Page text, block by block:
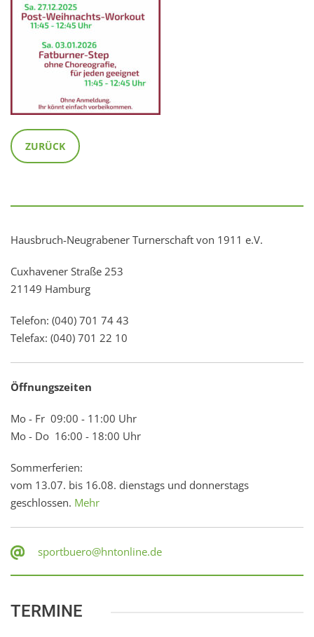
ZURÜCK
Hausbruch-Neugrabener Turnerschaft von 1911 e.V.
Cuxhavener Straße 253
21149 Hamburg
Telefon: (040) 701 74 43
Telefax: (040) 701 22 10
Öffnungszeiten
Mo - Fr 09:00 - 11:00 Uhr
Mo - Do 16:00 - 18:00 Uhr
Sommerferien:
vom 13.07. bis 16.08. dienstags und donnerstags
geschlossen. Mehr
sportbuero@hntonline.de
TERMINE